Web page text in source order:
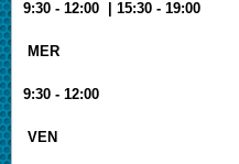
9:30 - 12:00 | 15:30 - 19:00
MER
9:30 - 12:00
VEN